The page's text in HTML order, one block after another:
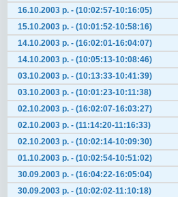
16.10.2003 р. - (10:02:57-10:16:05)
15.10.2003 р. - (10:01:52-10:58:16)
14.10.2003 р. - (16:02:01-16:04:07)
14.10.2003 р. - (10:05:13-10:08:46)
03.10.2003 р. - (10:13:33-10:41:39)
03.10.2003 р. - (10:01:23-10:11:38)
02.10.2003 р. - (16:02:07-16:03:27)
02.10.2003 р. - (11:14:20-11:16:33)
02.10.2003 р. - (10:02:14-10:09:30)
01.10.2003 р. - (10:02:54-10:51:02)
30.09.2003 р. - (16:04:22-16:05:04)
30.09.2003 р. - (10:02:02-11:10:18)